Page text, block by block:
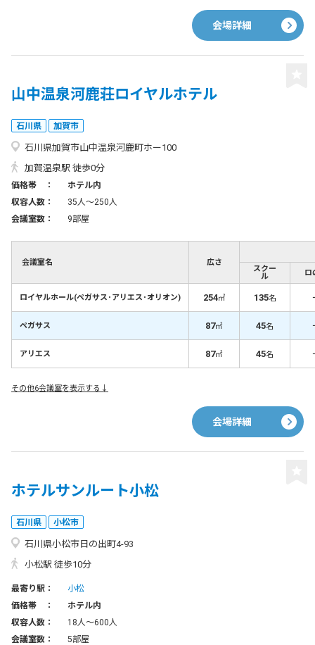
会場詳細
山中温泉河鹿荘ロイヤルホテル
石川県 加賀市
石川県加賀市山中温泉河鹿町ホー100
加賀温泉駅 徒歩0分
価格帯 ：
ホテル内
収容人数：
35人〜250人
会議室数：
9部屋
会議室名 広さ
スクー
ル
ロ
ロイヤルホール(ペガサス･アリエス･オリオン) 254㎡ 135名
ペガサス 87㎡ 45名
アリエス 87㎡ 45名
その他6会議室を表示する↓
会場詳細
ホテルサンルート小松
石川県 小松市
石川県小松市日の出町4-93
小松駅 徒歩10分
最寄り駅：
小松
価格帯 ：
ホテル内
収容人数：
18人〜600人
会議室数：
5部屋